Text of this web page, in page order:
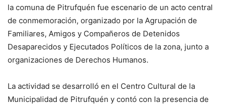
la comuna de Pitrufquén fue escenario de un acto central
de conmemoración, organizado por la Agrupación de
Familiares, Amigos y Compañeros de Detenidos
Desaparecidos y Ejecutados Políticos de la zona, junto a
organizaciones de Derechos Humanos.
La actividad se desarrolló en el Centro Cultural de la
Municipalidad de Pitrufquén y contó con la presencia de